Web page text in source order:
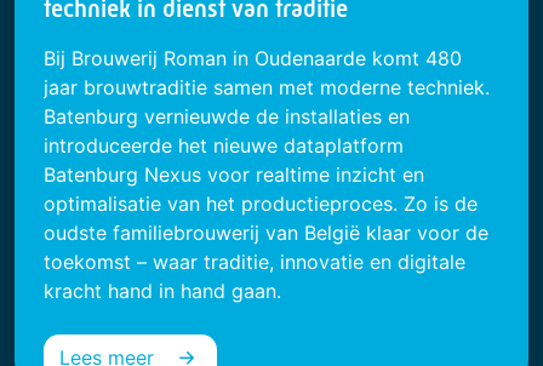
techniek in dienst van traditie
Bij Brouwerij Roman in Oudenaarde komt 480
jaar brouwtraditie samen met moderne techniek.
Batenburg vernieuwde de installaties en
introduceerde het nieuwe dataplatform
Batenburg Nexus voor realtime inzicht en
optimalisatie van het productieproces. Zo is de
oudste familiebrouwerij van België klaar voor de
toekomst – waar traditie, innovatie en digitale
kracht hand in hand gaan.
Lees meer